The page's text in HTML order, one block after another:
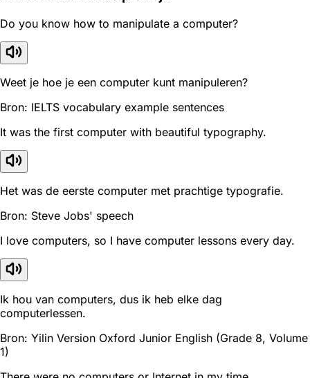
Do you know how to manipulate a computer?
Weet je hoe je een computer kunt manipuleren?
Bron: IELTS vocabulary example sentences
It was the first computer with beautiful typography.
Het was de eerste computer met prachtige typografie.
Bron: Steve Jobs' speech
I love computers, so I have computer lessons every day.
Ik hou van computers, dus ik heb elke dag
computerlessen.
Bron: Yilin Version Oxford Junior English (Grade 8, Volume
1)